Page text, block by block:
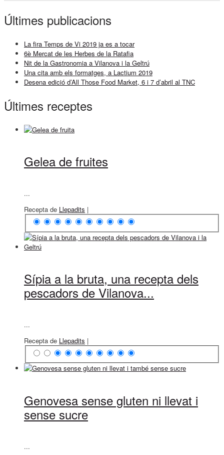
Últimes publicacions
La fira Temps de Vi 2019 ja es a tocar
6è Mercat de les Herbes de la Ratafia
Nit de la Gastronomia a Vilanova i la Geltrú
Una cita amb els formatges, a Lactium 2019
Desena edició d’All Those Food Market, 6 i 7 d’abril al TNC
Últimes receptes
Gelea de fruites
...
Recepta de Llepadits |
Sípia a la bruta, una recepta dels
pescadors de Vilanova...
...
Recepta de Llepadits |
Genovesa sense gluten ni llevat i
sense sucre
...